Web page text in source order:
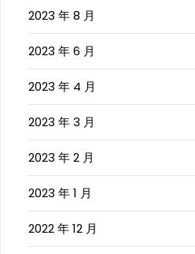
2023 年 8 月
2023 年 6 月
2023 年 4 月
2023 年 3 月
2023 年 2 月
2023 年 1 月
2022 年 12 月